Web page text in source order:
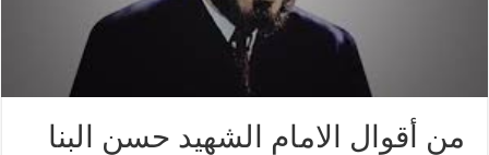
من أقوال الامام الشهيد حسن البنا